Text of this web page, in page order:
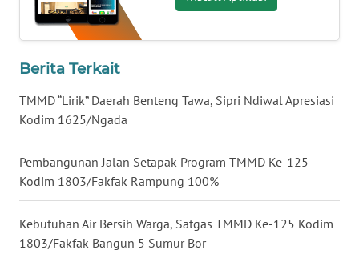
Berita Terkait
TMMD “Lirik” Daerah Benteng Tawa, Sipri Ndiwal Apresiasi
Kodim 1625/Ngada
Pembangunan Jalan Setapak Program TMMD Ke-125
Kodim 1803/Fakfak Rampung 100%
Kebutuhan Air Bersih Warga, Satgas TMMD Ke-125 Kodim
1803/Fakfak Bangun 5 Sumur Bor
LABUANBAJO
WN
BORNEO
Wahana
Media
Group
WAHANA
NEWS
WAHANA
TANI